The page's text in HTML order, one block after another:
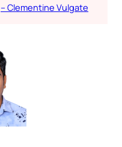
– Clementine Vulgate